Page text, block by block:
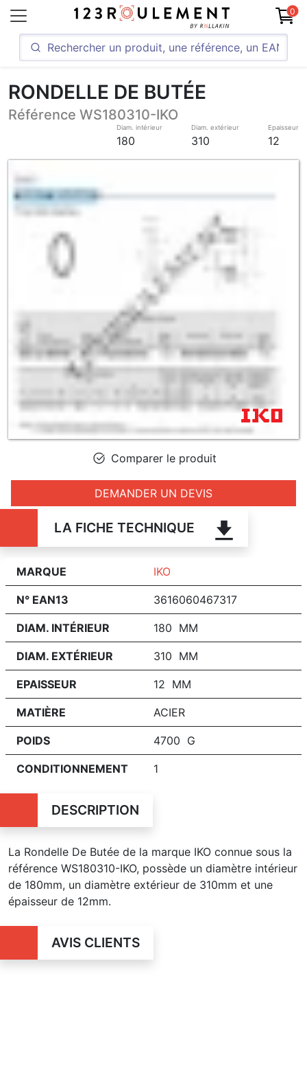
0
RONDELLE DE BUTÉE
Référence WS180310-IKO
Diam. intérieur
180
Diam. extérieur
310
Epaisseur
12
Comparer le produit
DEMANDER UN DEVIS
LA FICHE TECHNIQUE
MARQUE IKO
N° EAN13 3616060467317
DIAM. INTÉRIEUR 180 MM
DIAM. EXTÉRIEUR 310 MM
EPAISSEUR 12 MM
MATIÈRE ACIER
POIDS 4700 G
CONDITIONNEMENT 1
DESCRIPTION
La Rondelle De Butée de la marque IKO connue sous la
référence WS180310-IKO, possède un diamètre intérieur
de 180mm, un diamètre extérieur de 310mm et une
épaisseur de 12mm.
AVIS CLIENTS